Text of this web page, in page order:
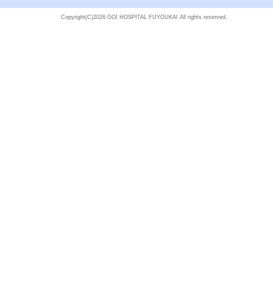
Copyright(C)2026.GOI HOSPITAL FUYOUKAI All rights reserved.